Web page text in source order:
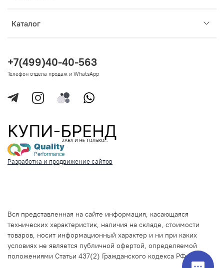
Каталог
+7(499)40-40-563
Телефон отдела продаж и WhatsApp
Разработка и продвижение сайтов
Вся представленная на сайте информация, касающаяся
технических характеристик, наличия на складе, стоимости
товаров, носит информационный характер и ни при каких
условиях не является публичной офертой, определяемой
положениями Статьи 437(2) Гражданского кодекса РФ.